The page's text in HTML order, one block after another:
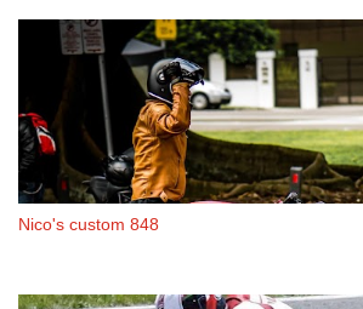
Nico's custom 848